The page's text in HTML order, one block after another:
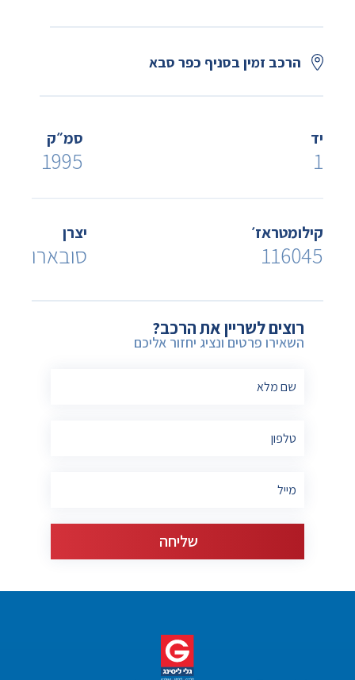
הרכב זמין בסניף כפר סבא
יד
1
סמ״ק
1995
קילומטראז׳
116045
יצרן
סובארו
רוצים לשריין את הרכב?
השאירו פרטים ונציג יחזור אליכם